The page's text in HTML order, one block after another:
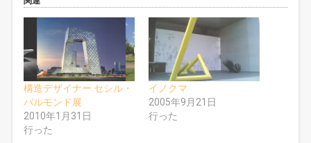
k
で
す
る
に
は
ク
リ
ッ
ク
し
て
だ
w
i
t
e
r
で
共
有
(
新
し
い
ウ
構造デザイナー セシル・
バルモンド展
2010年1月31日
行った
イノクマ
2005年9月21日
行った